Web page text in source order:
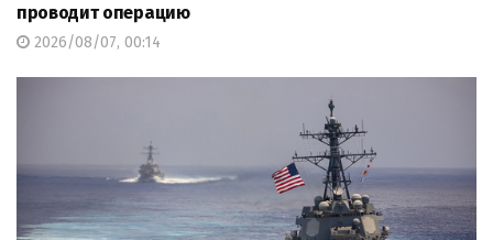
проводит операцию
2026/08/07, 00:14